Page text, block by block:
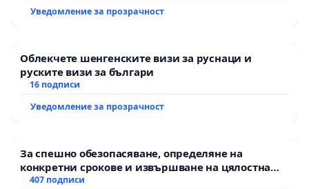
Уведомление за прозрачност
Облекчете шенгенските визи за руснаци и
руските визи за българи
16 подписи
Уведомление за прозрачност
За спешно обезопасяване, определяне на
конкретни срокове и извършване на цялостна
рехабилитация на републиканския път между
407 подписи